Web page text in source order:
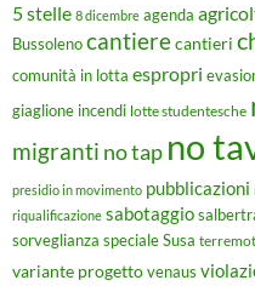
5 stelle 8 dicembre agenda
Bussolenocantierecantieri
comunità in lotta espropri
giaglione incendi lotte studentesche
migranti no tap no
presidio in movimento pubblicazioni
riqualificazione sabotaggio
sorveglianza speciale Susa
variante progettovenaus